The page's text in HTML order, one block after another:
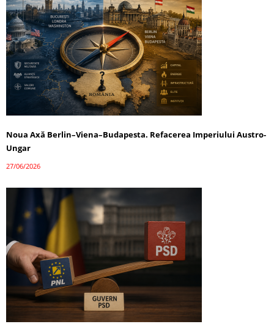
Noua Axă Berlin–Viena–Budapesta. Refacerea Imperiului Austro-
Ungar
27/06/2026